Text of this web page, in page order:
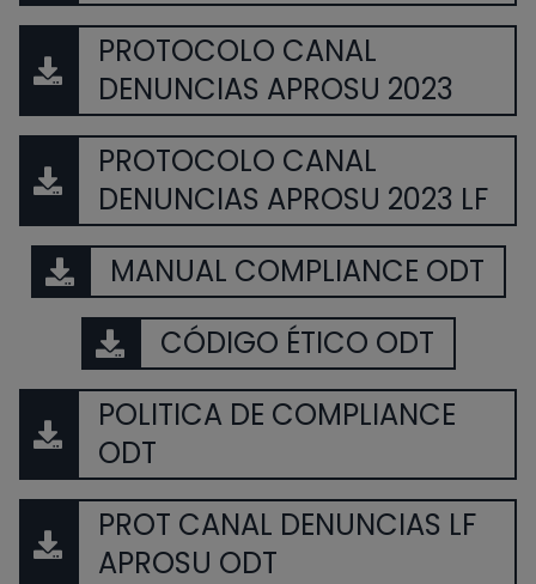
PROTOCOLO CANAL
DENUNCIAS APROSU 2023
PROTOCOLO CANAL
DENUNCIAS APROSU 2023 LF
MANUAL COMPLIANCE ODT
CÓDIGO ÉTICO ODT
POLITICA DE COMPLIANCE
ODT
PROT CANAL DENUNCIAS LF
APROSU ODT